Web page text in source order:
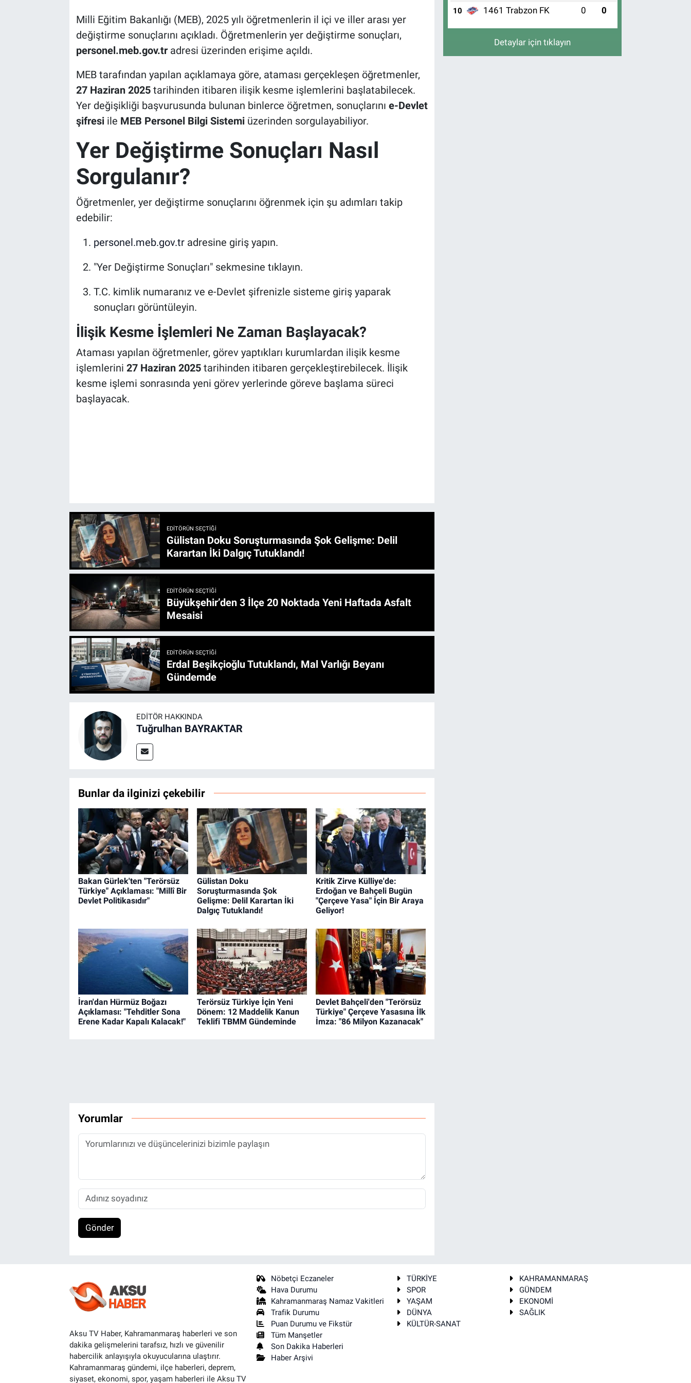
Milli Eğitim Bakanlığı (MEB), 2025 yılı öğretmenlerin il içi ve iller arası yer
değiştirme sonuçlarını açıkladı. Öğretmenlerin yer değiştirme sonuçları,
personel.meb.gov.tradresi üzerinden erişime açıldı.
MEB tarafından yapılan açıklamaya göre, ataması gerçekleşen öğretmenler,
27 Haziran 2025tarihinden itibaren ilişik kesme işlemlerini başlatabilecek.
Yer değişikliği başvurusunda bulunan binlerce öğretmen, sonuçlarını e-Devlet
şifresiile MEB Personel Bilgi Sistemiüzerinden sorgulayabiliyor.
Yer Değiştirme Sonuçları Nasıl
Sorgulanır?
Öğretmenler, yer değiştirme sonuçlarını öğrenmek için şu adımları takip
edebilir:
personel.meb.gov.tradresine giriş yapın.
"Yer Değiştirme Sonuçları" sekmesine tıklayın.
T.C. kimlik numaranız ve e-Devlet şifrenizle sisteme giriş yaparak
sonuçları görüntüleyin.
İlişik Kesme İşlemleri Ne Zaman Başlayacak?
Ataması yapılan öğretmenler, görev yaptıkları kurumlardan ilişik kesme
işlemlerini 27 Haziran 2025tarihinden itibaren gerçekleştirebilecek. İlişik
kesme işlemi sonrasında yeni görev yerlerinde göreve başlama süreci
başlayacak.
EDITÖRÜN SEÇTIĞI
Gülistan Doku Soruşturmasında Şok Gelişme: Delil
Karartan İki Dalgıç Tutuklandı!
EDITÖRÜN SEÇTIĞI
Büyükşehir’den 3 İlçe 20 Noktada Yeni Haftada Asfalt
Mesaisi
EDITÖRÜN SEÇTIĞI
Erdal Beşikçioğlu Tutuklandı, Mal Varlığı Beyanı
Gündemde
EDITÖR HAKKINDA
Tuğrulhan BAYRAKTAR
Bunlar da ilginizi çekebilir
Bakan Gürlek'ten "Terörsüz
Türkiye" Açıklaması: "Millî Bir
Devlet Politikasıdır"
Gülistan Doku
Soruşturmasında Şok
Gelişme: Delil Karartan İki
Dalgıç Tutuklandı!
Kritik Zirve Külliye'de:
Erdoğan ve Bahçeli Bugün
"Çerçeve Yasa" İçin Bir Araya
Geliyor!
İran'dan Hürmüz Boğazı
Açıklaması: "Tehditler Sona
Erene Kadar Kapalı Kalacak!"
Terörsüz Türkiye İçin Yeni
Dönem: 12 Maddelik Kanun
Teklifi TBMM Gündeminde
Devlet Bahçeli'den "Terörsüz
Türkiye" Çerçeve Yasasına İlk
İmza: "86 Milyon Kazanacak"
Yorumlar
Gönder
10 1461 Trabzon FK 0 0
Detaylar için tıklayın
Aksu TV Haber, Kahramanmaraş haberleri ve son
dakika gelişmelerini tarafsız, hızlı ve güvenilir
habercilik anlayışıyla okuyucularına ulaştırır.
Kahramanmaraş gündemi, ilçe haberleri, deprem,
siyaset, ekonomi, spor, yaşam haberleri ile Aksu TV
Nöbetçi Eczaneler
Hava Durumu
Kahramanmaraş Namaz Vakitleri
Trafik Durumu
Puan Durumu ve Fikstür
Tüm Manşetler
Son Dakika Haberleri
Haber Arşivi
TÜRKİYE
KAHRAMANMARAŞ
SPOR
GÜNDEM
YAŞAM
EKONOMİ
DÜNYA
SAĞLIK
KÜLTÜR-SANAT